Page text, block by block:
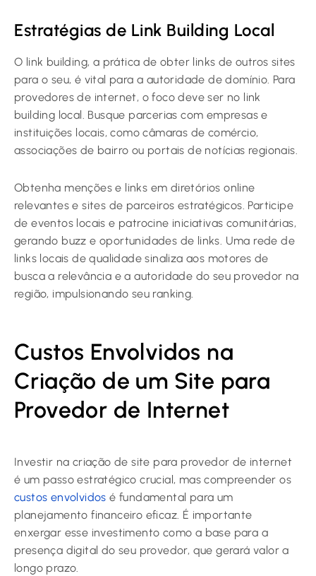
Estratégias de Link Building Local
O link building, a prática de obter links de outros sites
para o seu, é vital para a autoridade de domínio. Para
provedores de internet, o foco deve ser no link
building local. Busque parcerias com empresas e
instituições locais, como câmaras de comércio,
associações de bairro ou portais de notícias regionais.
Obtenha menções e links em diretórios online
relevantes e sites de parceiros estratégicos. Participe
de eventos locais e patrocine iniciativas comunitárias,
gerando buzz e oportunidades de links. Uma rede de
links locais de qualidade sinaliza aos motores de
busca a relevância e a autoridade do seu provedor na
região, impulsionando seu ranking.
Custos Envolvidos na
Criação de um Site para
Provedor de Internet
Investir na criação de site para provedor de internet
é um passo estratégico crucial, mas compreender os
custos envolvidos é fundamental para um
planejamento financeiro eficaz. É importante
enxergar esse investimento como a base para a
presença digital do seu provedor, que gerará valor a
longo prazo.